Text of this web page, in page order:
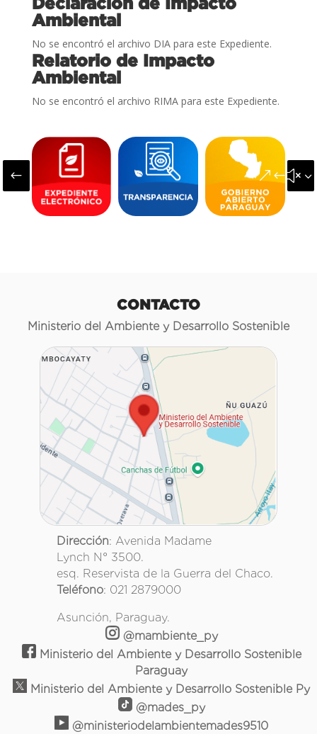
Ambiental
No se encontró el archivo DIA para este Expediente.
Relatorio de Impacto
Ambiental
No se encontró el archivo RIMA para este Expediente.
#
CONTACTO
Ministerio del Ambiente y Desarrollo Sostenible
Dirección: Avenida Madame
Lynch N° 3500.
esq. Reservista de la Guerra del Chaco.
Teléfono: 021 2879000
Asunción, Paraguay.
@mambiente_py
Ministerio del Ambiente y Desarrollo Sostenible
Paraguay
Ministerio del Ambiente y Desarrollo Sostenible Py
@mades_py
@ministeriodelambientemades9510